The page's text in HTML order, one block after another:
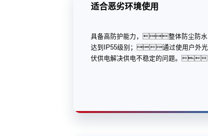
适合恶劣环境使用
具备高防护能力，整体防尘防水
达到IP55级别；通过使用户外光
伏供电解决供电不稳定的问题。